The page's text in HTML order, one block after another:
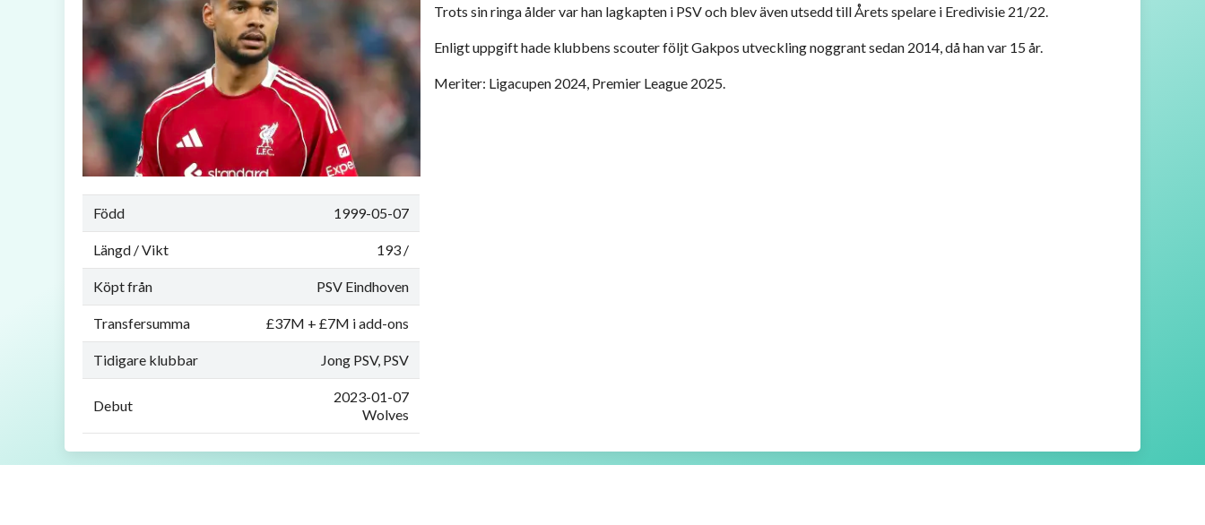
Född 1999-05-07
Längd / Vikt 193 /
Köpt från PSV Eindhoven
Transfersumma £37M + £7M i add-ons
Tidigare klubbar Jong PSV, PSV
Debut
2023-01-07
Wolves
Trots sin ringa ålder var han lagkapten i PSV och blev även utsedd till Årets spelare i Eredivisie 21/22.
Enligt uppgift hade klubbens scouter följt Gakpos utveckling noggrant sedan 2014, då han var 15 år.
Meriter: Ligacupen 2024, Premier League 2025.